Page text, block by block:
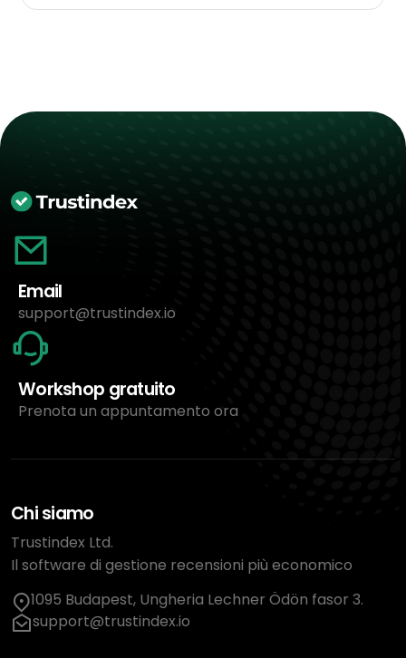
Email
support@trustindex.io
Workshop gratuito
Prenota un appuntamento ora
Chi siamo
Trustindex Ltd.
Il software di gestione recensioni più economico
1095 Budapest, Ungheria Lechner Ödön fasor 3.
support@trustindex.io